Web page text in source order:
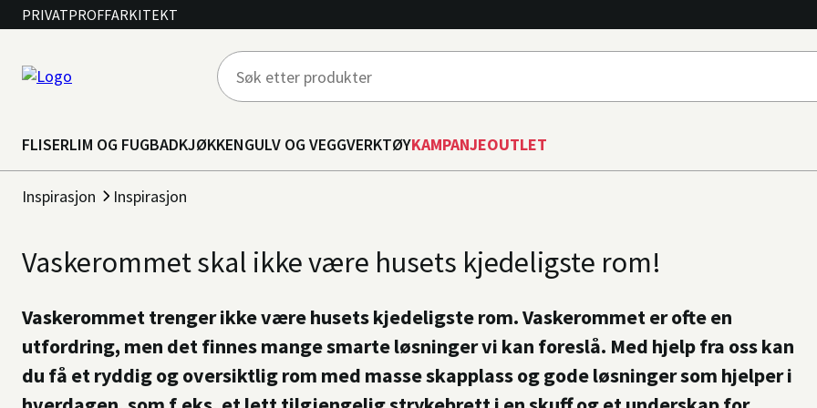
PRIVATPROFFARKITEKT
FLISERLIM OG FUGBADKJØKKENGULV OG VEGGVERKTØYKAMPANJEOUTLET
Inspirasjon Inspirasjon
Vaskerommet skal ikke være husets kjedeligste rom!
Vaskerommet trenger ikke være husets kjedeligste rom. Vaskerommet er ofte en
utfordring, men det finnes mange smarte løsninger vi kan foreslå. Med hjelp fra oss kan
du få et ryddig og oversiktlig rom med masse skapplass og gode løsninger som hjelper i